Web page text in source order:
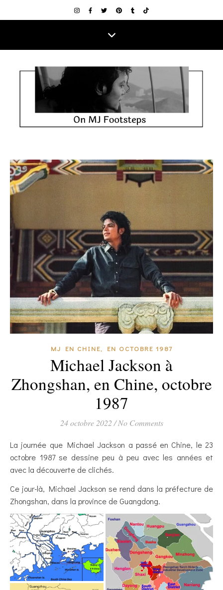
MJ EN CHINE, EN OCTOBRE 1987
Michael Jackson à
Zhongshan, en Chine, octobre
1987
24 octobre 2022 / No Comments
La journée que Michael Jackson a passé en Chine, le 23
octobre 1987 se dessine peu à peu avec les années et
avec la découverte de clichés.
Ce jour-là, Michael Jackson se rend dans la préfecture de
Zhongshan, dans la province de Guangdong.